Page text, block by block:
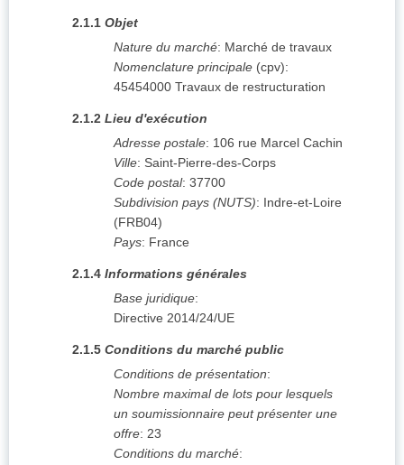
2.1.1 Objet
Nature du marché: Marché de travaux
Nomenclature principale (cpv):
45454000 Travaux de restructuration
2.1.2 Lieu d'exécution
Adresse postale: 106 rue Marcel Cachin
Ville: Saint-Pierre-des-Corps
Code postal: 37700
Subdivision pays (NUTS): Indre-et-Loire
(FRB04)
Pays: France
2.1.4 Informations générales
Base juridique:
Directive 2014/24/UE
2.1.5 Conditions du marché public
Conditions de présentation:
Nombre maximal de lots pour lesquels
un soumissionnaire peut présenter une
offre: 23
Conditions du marché: